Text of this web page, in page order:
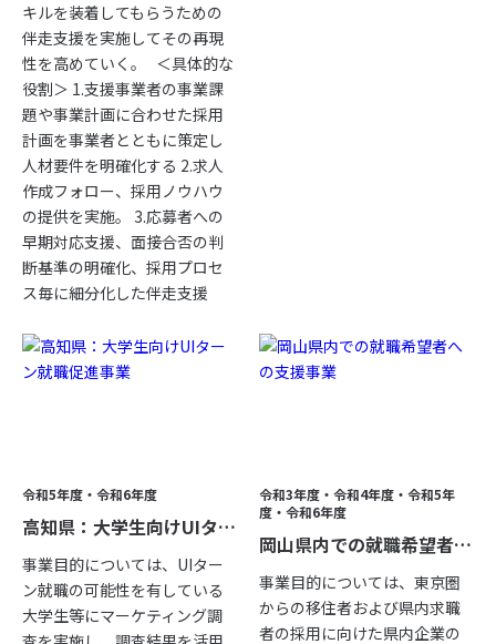
Web広告
その他のプロモーション
行政業務受託事業
行政業務受託への想い
概要
- 行政受託事業に紐づく事業一覧
お問い合わせ総合TOP
キルを装着してもらうための
伴走支援を実施してその再現
性を高めていく。 ＜具体的な
役割＞ 1.支援事業者の事業課
題や事業計画に合わせた採用
計画を事業者とともに策定し
人材要件を明確化する 2.求人
作成フォロー、採用ノウハウ
の提供を実施。 3.応募者への
早期対応支援、面接合否の判
断基準の明確化、採用プロセ
ス毎に細分化した伴走支援
令和5年度・令和6年度
高知県：大学生向けUIターン就職促進事業
事業目的については、UIター
ン就職の可能性を有している
大学生等にマーケティング調
令和3年度・令和4年度・令和5年
度・令和6年度
岡山県内での就職希望者への支援事業
事業目的については、東京圏
からの移住者および県内求職
者の採用に向けた県内企業の